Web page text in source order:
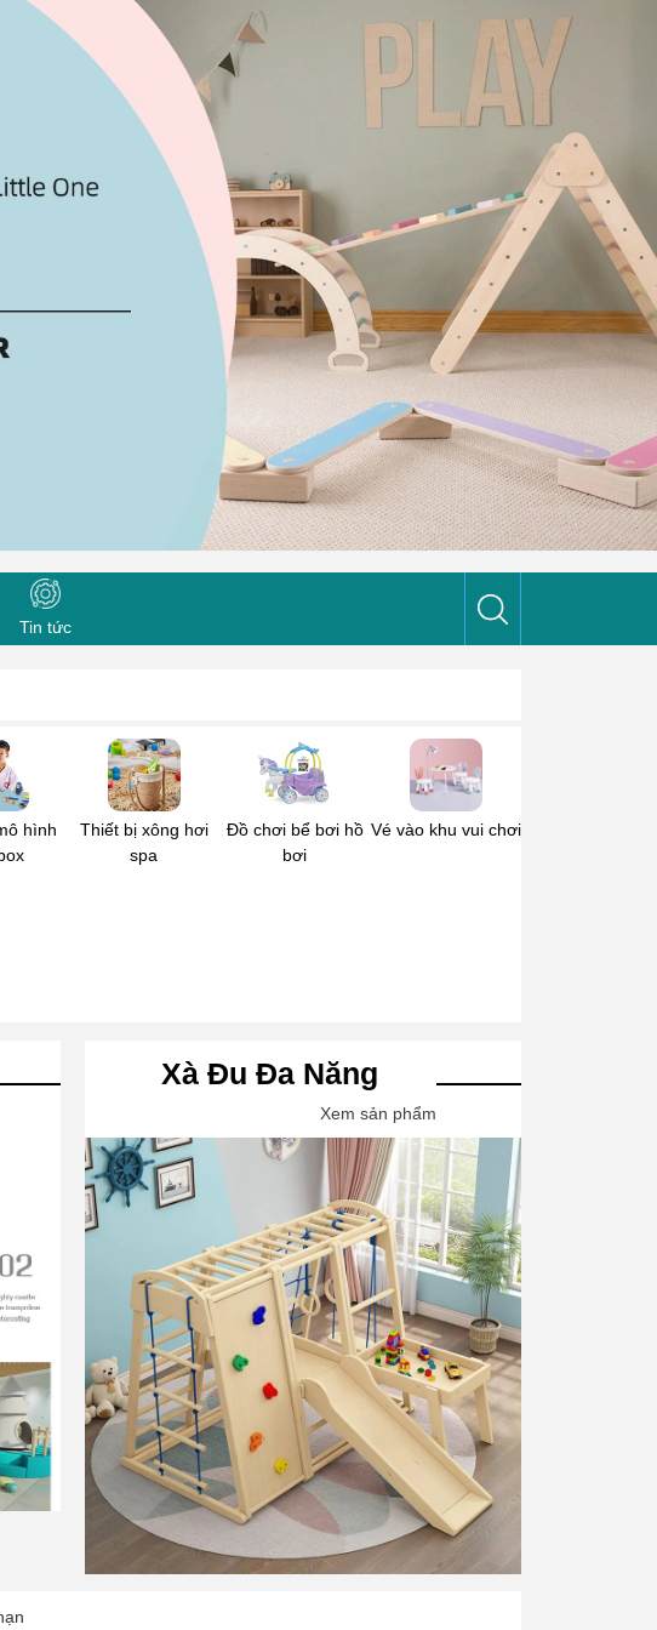
Tin tức
hình
Thiết bị xông hơi
spa
Đồ chơi bể bơi hồ
bơi
Vé vào khu vui chơi
Xà Đu Đa Năng
Xem sản phẩm
Cho Bạn
thiết thế video 3D
nội thất trường mầm
chức